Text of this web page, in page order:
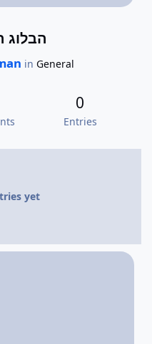
הבלוג
in General
0
Entries
yet